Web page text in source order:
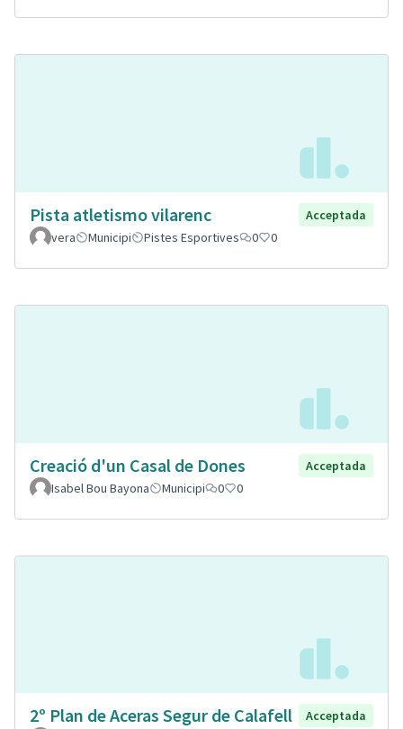
Pista atletismo vilarenc
Acceptada
vera
Municipi Pistes Esportives 0 0
Creació d'un Casal de Dones
Acceptada
Isabel Bou Bayona
Municipi 0 0
2º Plan de Aceras Segur de Calafell Acceptada